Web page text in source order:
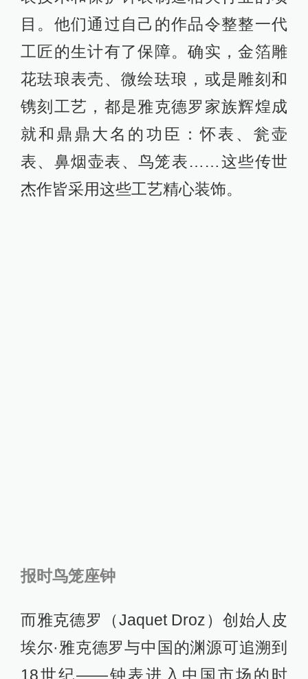
目。他们通过自己的作品令整整一代
工匠的生计有了保障。确实，金箔雕
花珐琅表壳、微绘珐琅，或是雕刻和
镌刻工艺，都是雅克德罗家族辉煌成
就和鼎鼎大名的功臣：怀表、瓮壶
表、鼻烟壶表、鸟笼表……这些传世
杰作皆采用这些工艺精心装饰。
报时鸟笼座钟
而雅克德罗（Jaquet Droz）创始人皮
埃尔·雅克德罗与中国的渊源可追溯到
18世纪——钟表进入中国市场的时